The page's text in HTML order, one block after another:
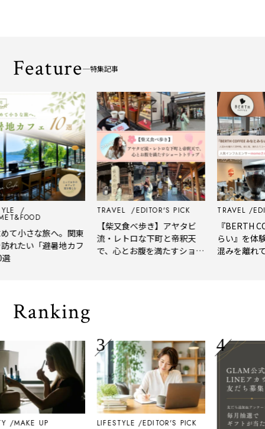
Feature 特集記事
さな旅へ。関東
い「避暑地カフ
TRAVEL EDITOR'S PICK
【柴又食べ歩き】アヤタビ
流・レトロな下町と帝釈天
で、心とお腹を満たすショー
TRAVEL
『BERTH
らい』を体験レ
混みを離れて深
Ranking
UP LIFESTYLE EDITOR'S PICK